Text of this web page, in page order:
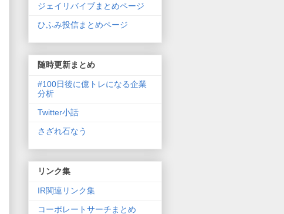
ジェイリバイブまとめページ
ひふみ投信まとめページ
随時更新まとめ
#100日後に億トレになる企業
分析
Twitter小話
さざれ石なう
リンク集
IR関連リンク集
コーポレートサーチまとめ